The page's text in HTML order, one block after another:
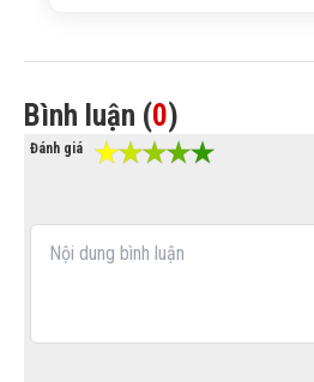
Bình luận (0)
Đánh giá